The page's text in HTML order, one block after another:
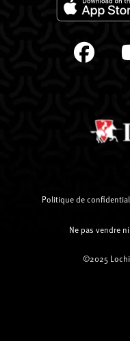
Politique de
Ne pas vendre
©2025